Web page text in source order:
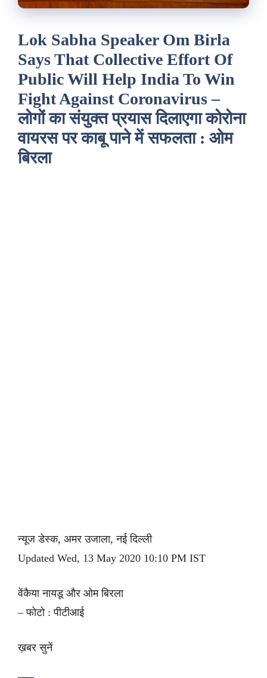
Lok Sabha Speaker Om Birla
Says That Collective Effort Of
Public Will Help India To Win
Fight Against Coronavirus –
लोगों का संयुक्त प्रयास दिलाएगा कोरोना
वायरस पर काबू पाने में सफलता : ओम
बिरला
न्यूज डेस्क, अमर उजाला, नई दिल्ली
Updated Wed, 13 May 2020 10:10 PM IST
वेंकैया नायडू और ओम बिरला
– फोटो : पीटीआई
ख़बर सुनें